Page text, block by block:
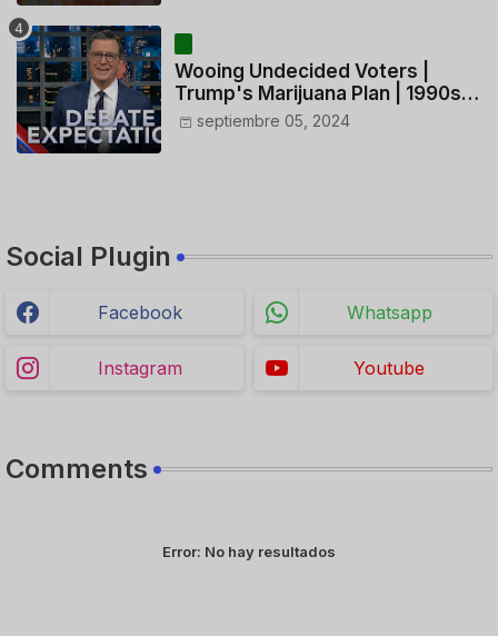
Wooing Undecided Voters |
Trump's Marijuana Plan | 1990s
Porn Expert Mark Robinson
septiembre 05, 2024
Social Plugin
Facebook Whatsapp
Instagram Youtube
Comments
Error: No hay resultados